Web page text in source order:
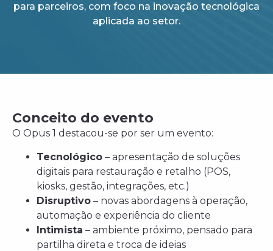
para parceiros, com foco na inovação tecnológica
aplicada ao setor.
Conceito do evento
O Opus 1 destacou-se por ser um evento:
Tecnológico – apresentação de soluções
digitais para restauração e retalho (POS,
kiosks, gestão, integrações, etc.)
Disruptivo – novas abordagens à operação,
automação e experiência do cliente
Intimista – ambiente próximo, pensado para
partilha direta e troca de ideias